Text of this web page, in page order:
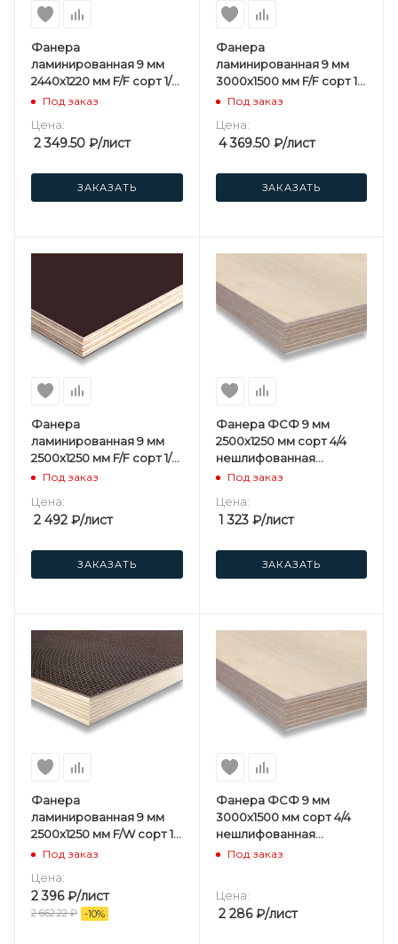
Фанера
ламинированная 9 мм
2440х1220 мм F/F сорт 1/1
березовая
Под заказ
Цена:
2 349.50 ₽/лист
ЗАКАЗАТЬ
Фанера
ламинированная 9 мм
3000х1500 мм F/F сорт 1/1
березовая
Под заказ
Цена:
4 369.50₽/лист
ЗАКАЗАТЬ
Фанера
ламинированная 9 мм
2500х1250 мм F/F сорт 1/1
березовая
Под заказ
Цена:
2 492 ₽/лист
ЗАКАЗАТЬ
Фанера ФСФ 9 мм
2500х1250 мм сорт 4/4
нешлифованная
березовая
Под заказ
Цена:
1 323₽/лист
ЗАКАЗАТЬ
Фанера
ламинированная 9 мм
2500х1250 мм F/W сорт 1/1
березовая
Под заказ
Цена:
2 396₽/лист
2 662.22₽ -10%
Фанера ФСФ 9 мм
3000х1500 мм сорт 4/4
нешлифованная
березовая
Под заказ
Цена:
2 286₽/лист